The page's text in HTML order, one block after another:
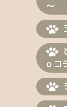
～
o コ